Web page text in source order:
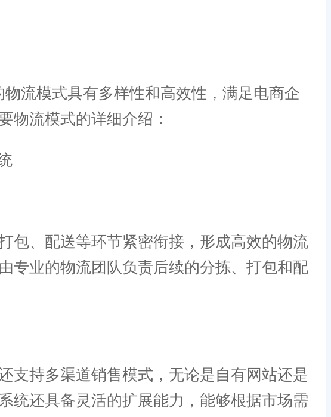
流模式具有多样性和高效性，满足电商企
物流模式的详细介绍：
、配送等环节紧密衔接，形成高效的物流
专业的物流团队负责后续的分拣、打包和配
持多渠道销售模式，无论是自有网站还是
统还具备灵活的扩展能力，能够根据市场需